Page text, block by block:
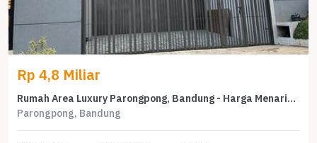
Rp 4,8 Miliar
Rumah Area Luxury Parongpong, Bandung - Harga Menarik 4,8 Miliar
Parongpong, Bandung